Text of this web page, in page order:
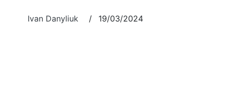
Ivan Danyliuk / 19/03/2024